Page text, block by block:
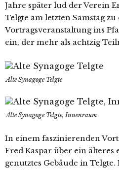
Jahre spä­ter lud der Verein
Telgte am letz­ten Samstag
Vortragsveranstaltung ins
ein, der mehr als acht­zig
Alte Synagoge Telgte
Alte Synagoge Telgte, Innenraum
In einem fas­zi­nie­ren­den
Fred Kaspar über ein älte­res
genutz­tes Gebäude in